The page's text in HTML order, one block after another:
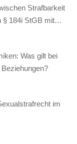
Strafbarkeit
§ 184i StGB mit
Was gilt bei
im